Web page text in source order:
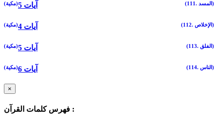
(111. المسد) (مكية) 5 آيات
(112. الإخلاص) (مكية) 4 آيات
(113. الفلق) (مكية) 5 آيات
(114. الناس) (مكية) 6 آيات
×
فهرس كلمات القرآن :